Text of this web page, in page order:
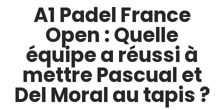
A1 Padel France
Open : Quelle
équipe a réussi à
mettre Pascual et
Del Moral au tapis ?